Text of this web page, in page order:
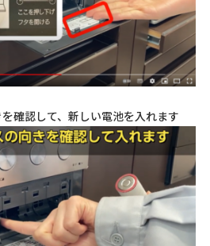
確認して、新しい電池を入れます